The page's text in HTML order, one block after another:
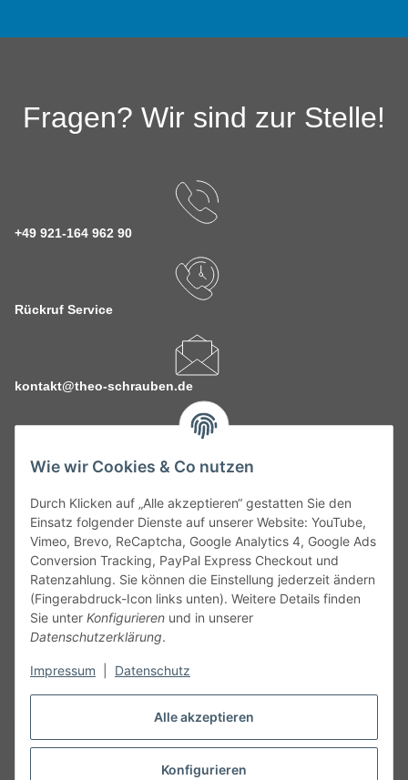
Alle akzeptieren
Konfigurieren
Wie wir Cookies & Co nutzen
Durch Klicken auf „Alle akzeptieren“ gestatten Sie den
Einsatz folgender Dienste auf unserer Website: YouTube,
Vimeo, Brevo, ReCaptcha, Google Analytics 4, Google Ads
Conversion Tracking, PayPal Express Checkout und
Ratenzahlung. Sie können die Einstellung jederzeit ändern
(Fingerabdruck-Icon links unten). Weitere Details finden
Sie unter Konfigurieren und in unserer
Datenschutzerklärung.
Impressum Datenschutz
Fragen? Wir sind zur Stelle!
+49 921-164 962 90
Rückruf Service
kontakt@theo-schrauben.de
Service
Gesetzliche Informationen
Alle technischen Angaben ohne Gewähr. Irrtümer und fehlerhafte
Angaben vorbehalten. Wenn Sie Datenblätter oder spezielle
unseren Kundenservice. Abbildungen der Artikel können
Vertrag widerrufen